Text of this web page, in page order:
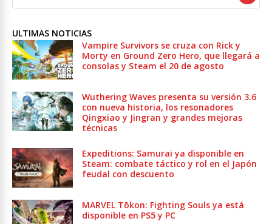
ULTIMAS NOTICIAS
Vampire Survivors se cruza con Rick y
Morty en Ground Zero Hero, que llegará a
consolas y Steam el 20 de agosto
Wuthering Waves presenta su versión 3.6
con nueva historia, los resonadores
Qingxiao y Jingran y grandes mejoras
técnicas
Expeditions: Samurai ya disponible en
Steam: combate táctico y rol en el Japón
feudal con descuento
MARVEL Tōkon: Fighting Souls ya está
disponible en PS5 y PC